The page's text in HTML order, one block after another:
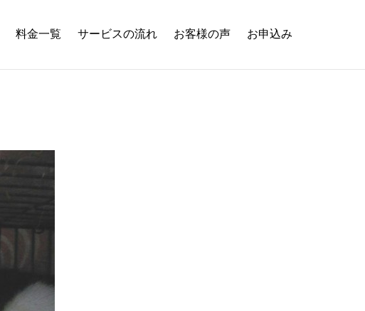
料金一覧 サービスの流れ お客様の声 お申込み